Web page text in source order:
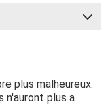
plus malheureux.
n'auront plus a